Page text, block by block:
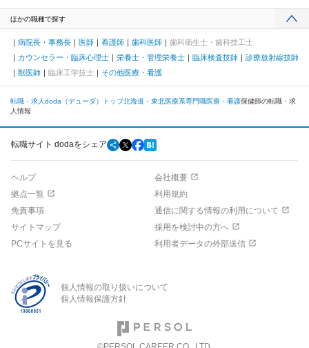
ほかの職種で探す
病院長・事務長 医師 看護師 歯科医師
歯科衛生士・歯科技工士
カウンセラー・臨床心理士
栄養士・管理栄養士 臨床検査技師
診療放射線技師
獣医師
臨床工学技士 その他医療・看護
転職・求人doda（デューダ）トップ北海道 東北医療系専門職医療・看護保健師の転職・求
人情報
転職サイト dodaをシェア
ヘルプ
会社概要
拠点一覧
利用規約
免責事項
通信に関する情報の利用について
サイトマップ
採用を検討中の方へ
PCサイトを見る
利用者データの外部送信
個人情報の取り扱いについて
個人情報保護方針